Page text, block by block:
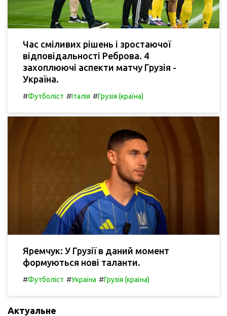
Час сміливих рішень і зростаючої
відповідальності Реброва. 4
захоплюючі аспекти матчу Грузія -
Україна.
#Футболіст #Італія #Грузія (країна)
Яремчук: У Грузії в даний момент
формуються нові таланти.
#Футболіст #Україна #Грузія (країна)
Актуальне